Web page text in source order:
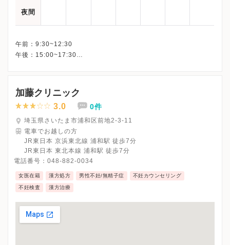
夜間
午前：9:30~12:30
午後：15:00~17:30
加藤クリニック
3.0 0件
埼玉県さいたま市浦和区前地2-3-11
電車でお越しの方
JR東日本 京浜東北線 浦和駅 徒歩7分
JR東日本 東北本線 浦和駅 徒歩7分
電話番号： 048-882-0034
女医在籍 漢方処方 男性不妊/無精子症 不妊カウンセリング
不妊検査 漢方治療